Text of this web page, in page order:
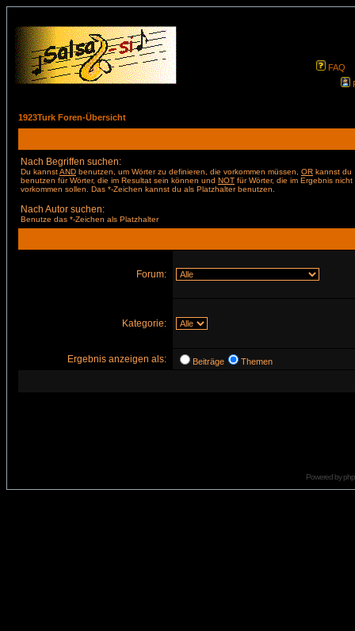
FAQ
1923Turk Foren-Übersicht
Nach Begriffen suchen:
Du kannstAND benutzen, um Wörter zu definieren, die vorkommen müssen, OR kannst du
benutzen für Wörter, die im Resultat sein können und NOT für Wörter, die im Ergebnis nicht
vorkommen sollen. Das *-Zeichen kannst du als Platzhalter benutzen.
Nach Autor suchen:
Benutze das *-Zeichen als Platzhalter
Forum:
Kategorie:
Ergebnis anzeigen als: Beiträge Themen
Powered by